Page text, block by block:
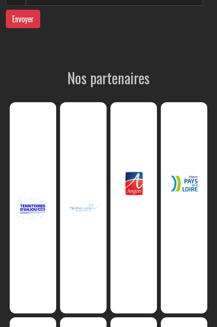
Envoyer
Nos partenaires